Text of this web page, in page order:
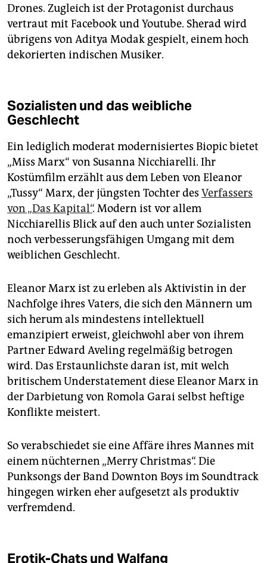
Drones. Zugleich ist der Protagonist durchaus
vertraut mit Facebook und Youtube. Sherad wird
übrigens von Aditya Modak gespielt, einem hoch
dekorierten indischen Musiker.
Sozialisten und das weibliche
Geschlecht
Ein lediglich moderat modernisiertes Biopic bietet
„Miss Marx“ von Susanna Nicchiarelli. Ihr
Kostümfilm erzählt aus dem Leben von Eleanor
„Tussy“ Marx, der jüngsten Tochter des Verfassers
von „Das Kapital“. Modern ist vor allem
Nicchiarellis Blick auf den auch unter Sozialisten
noch verbesserungsfähigen Umgang mit dem
weiblichen Geschlecht.
Eleanor Marx ist zu erleben als Aktivistin in der
Nachfolge ihres Vaters, die sich den Männern um
sich herum als mindestens intellektuell
emanzipiert erweist, gleichwohl aber von ihrem
Partner Edward Aveling regelmäßig betrogen
wird. Das Erstaunlichste daran ist, mit welch
britischem Understatement diese Eleanor Marx in
der Darbietung von Romola Garai selbst heftige
Konflikte meistert.
So verabschiedet sie eine Affäre ihres Mannes mit
einem nüchternen „Merry Christmas“. Die
Punksongs der Band Downton Boys im Soundtrack
hingegen wirken eher aufgesetzt als produktiv
verfremdend.
Erotik-Chats und Walfang